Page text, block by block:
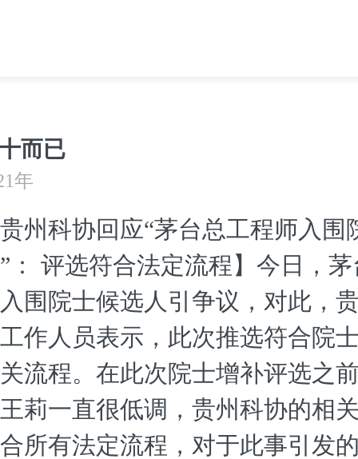
而已
年
州科协回应“茅台总工程师入围
： 评选符合法定流程】今日，
围院士候选人引争议，对此，
作人员表示，此次推选符合院
流程。在此次院士增补评选之
莉一直很低调，贵州科协的相
所有法定流程，对于此事引发